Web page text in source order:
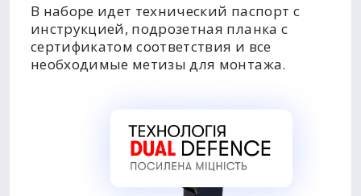
В наборе идет технический паспорт с
инструкцией, подрозетная планка с
сертификатом соответствия и все
необходимые метизы для монтажа.